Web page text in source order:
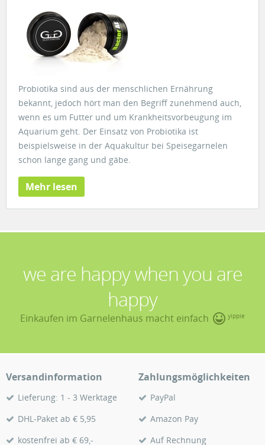
Probiotika sind aus der menschlichen Ernährung
bekannt, jedoch hört man den Begriff zunehmend auch,
wenn es um Futter und um Krankheitsvorbeugung im
Aquarium geht. Der Einsatz von Probiotika ist
beispielsweise in der Aquakultur bei Speisegarnelen
schon lange gang und gäbe.
Mehr lesen
we are happy when you are
happy
Einkaufen im Garnelenhaus macht einfach yippie
Versandinformation
Lieferung: 1 - 3 Werktage
DHL-Paket ab € 5,95
kostenfrei ab € 69,-
Zahlungsmöglichkeiten
PayPal
Amazon Pay
Auf Rechnung